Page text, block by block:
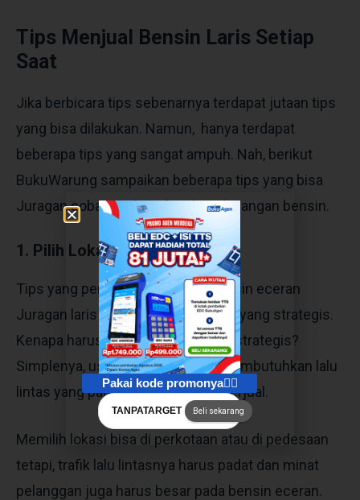
Tips Menjual Bensin Laris Setiap
Saat
Jika berbicara tips sebenarnya terdapat jutaan tips
yang bisa dilakukan. Namun, hanya terdapat
beberapa tips yang sangat ampuh. Nah, berikut
BukuWarung sampaikan beberapa tips yang bisa
Juragan coba untuk melariskan dagangan bensin.
1. Pilih Lokasi yang Strategis
Tips yang pertama agarusaha bensin eceran
Juragan laris adalah memilih lokasi yang strategis.
Kenapa harus memilih lokasi yang strategis?
Simplenya, usaha bisnis eceran membutuhkan lalu
lintas yang padat agar dapat laris terjual.
Memilih lokasi bisa di perkotaan atau di pedesaan
tetapi, trafik lalu lintasnya harus padat dan minat
pelanggan juga harus besar pada bensin eceran.
Pakai kode promonya👇🏻
TANPATARGET Beli sekarang